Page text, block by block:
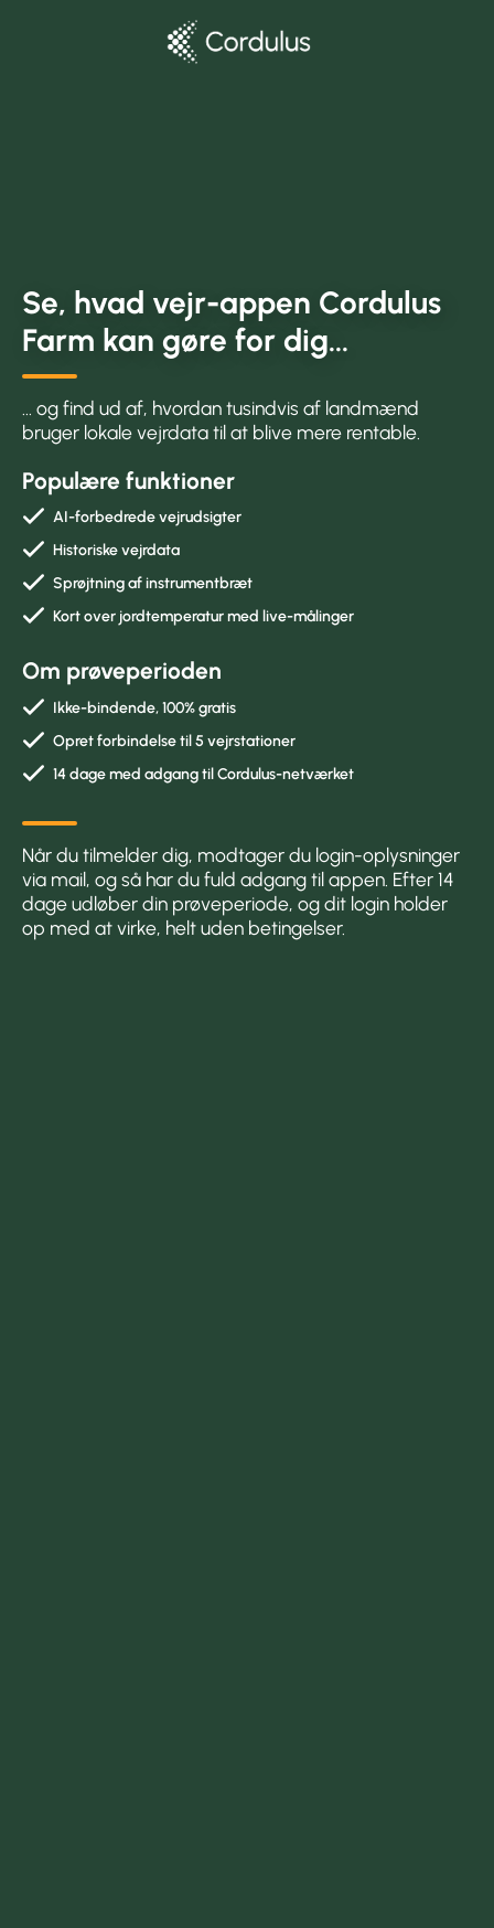
Se, hvad vejr-appen Cordulus
Farm kan gøre for dig...
... og find ud af, hvordan tusindvis af landmænd
bruger lokale vejrdata til at blive mere rentable.
Populære funktioner
AI-forbedrede vejrudsigter
Historiske vejrdata
Sprøjtning af instrumentbræt
Kort over jordtemperatur med live-målinger
Om prøveperioden
Ikke-bindende, 100% gratis
Opret forbindelse til 5 vejrstationer
14 dage med adgang til Cordulus-netværket
Når du tilmelder dig, modtager du login-oplysninger
via mail, og så har du fuld adgang til appen. Efter 14
dage udløber din prøveperiode, og dit login holder
op med at virke, helt uden betingelser.